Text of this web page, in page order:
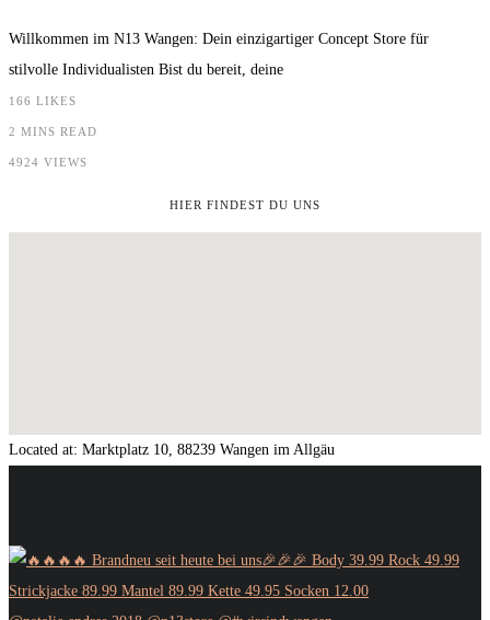
Willkommen im N13 Wangen: Dein einzigartiger Concept Store für
stilvolle Individualisten Bist du bereit, deine
166 LIKES
2 MINS READ
4924 VIEWS
HIER FINDEST DU UNS
Located at: Marktplatz 10, 88239 Wangen im Allgäu